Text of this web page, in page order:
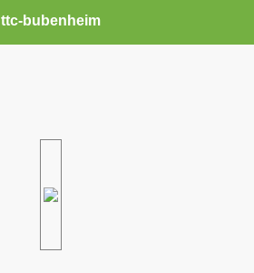
ttc-bubenheim